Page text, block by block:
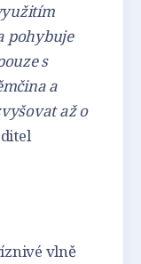
pohybuje
s
a
až o
vlně